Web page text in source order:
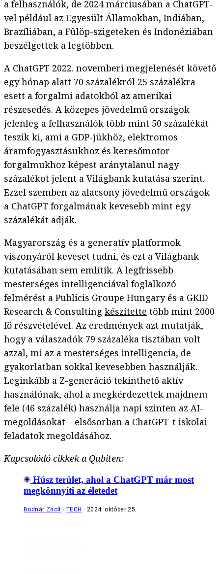
a felhasználók, de 2024 márciusában a ChatGPT-
vel például az Egyesült Államokban, Indiában,
Brazíliában, a Fülöp-szigeteken és Indonéziában
beszélgettek a legtöbben.
A ChatGPT 2022. novemberi megjelenését követő
egy hónap alatt 70 százalékról 25 százalékra
esett a forgalmi adatokból az amerikai
részesedés. A közepes jövedelmű országok
jelenleg a felhasználók több mint 50 százalékát
teszik ki, ami a GDP-jükhöz, elektromos
áramfogyasztásukhoz és keresőmotor-
forgalmukhoz képest aránytalanul nagy
százalékot jelent a Világbank kutatása szerint.
Ezzel szemben az alacsony jövedelmű országok
a ChatGPT forgalmának kevesebb mint egy
százalékát adják.
Magyarország és a generatív platformok
viszonyáról keveset tudni, és ezt a Világbank
kutatásában sem említik. A legfrissebb
mesterséges intelligenciával foglalkozó
felmérést a Publicis Groupe Hungary és a GKID
Research & Consulting készítette több mint 2000
fő részvételével. Az eredmények azt mutatják,
hogy a válaszadók 79 százaléka tisztában volt
azzal, mi az a mesterséges intelligencia, de
gyakorlatban sokkal kevesebben használják.
Leginkább a Z-generáció tekinthető aktív
használónak, ahol a megkérdezettek majdnem
fele (46 százalék) használja napi szinten az AI-
megoldásokat – elsősorban a ChatGPT-t iskolai
feladatok megoldásához.
Kapcsolódó cikkek a Qubiten:
Húsz terület, ahol a ChatGPT már most
megkönnyíti az életedet
Bodnár Zsolt TECH 2024. október 25.